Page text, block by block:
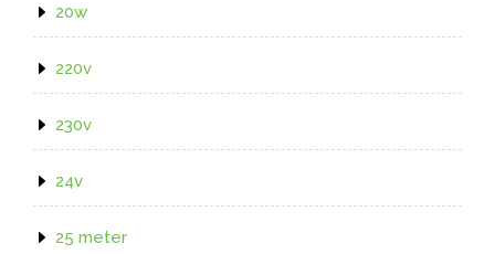
20w
220v
230v
24v
25 meter